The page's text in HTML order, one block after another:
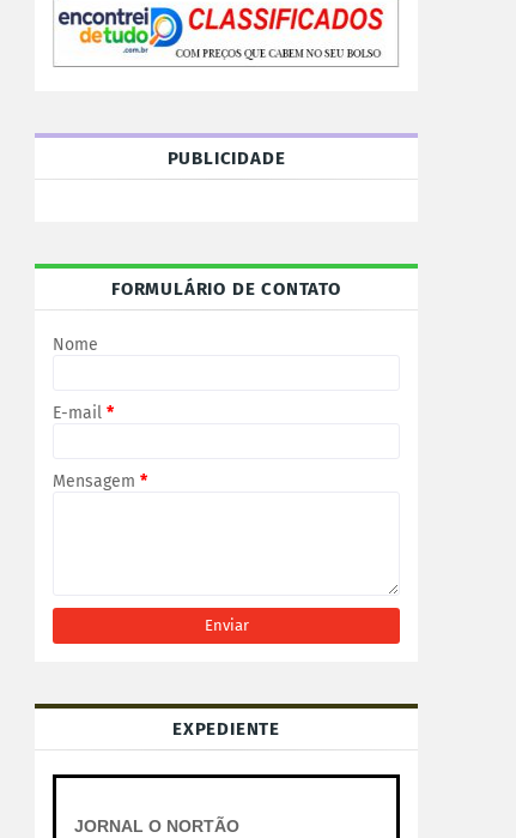
PUBLICIDADE
FORMULÁRIO DE CONTATO
Nome
E-mail *
Mensagem *
EXPEDIENTE
JORNAL O NORTÃO